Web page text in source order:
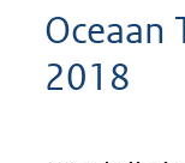
Oceaan
2018